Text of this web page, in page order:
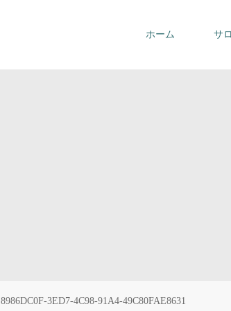
ホーム サ
8986DC0F-3ED7-4C98-91A4-49C80FAE8631